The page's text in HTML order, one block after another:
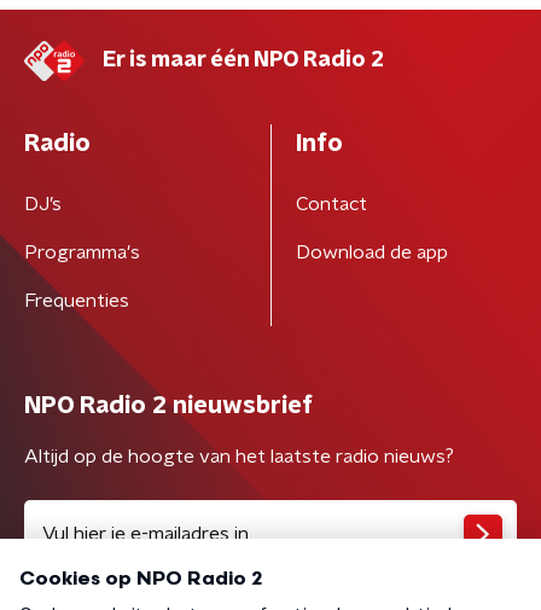
Er is maar één NPO Radio 2
Radio
DJ’s
Programma's
Frequenties
Info
Contact
Download de app
NPO Radio 2 nieuwsbrief
Altijd op de hoogte van het laatste radio nieuws?